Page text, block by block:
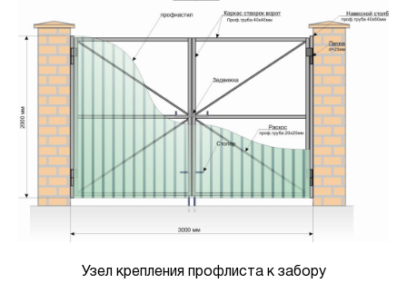
Узел крепления профлиста к забору